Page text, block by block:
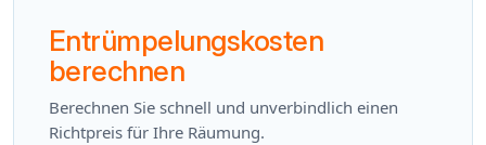
Entrümpelungskosten
berechnen
Berechnen Sie schnell und unverbindlich einen
Richtpreis für Ihre Räumung.